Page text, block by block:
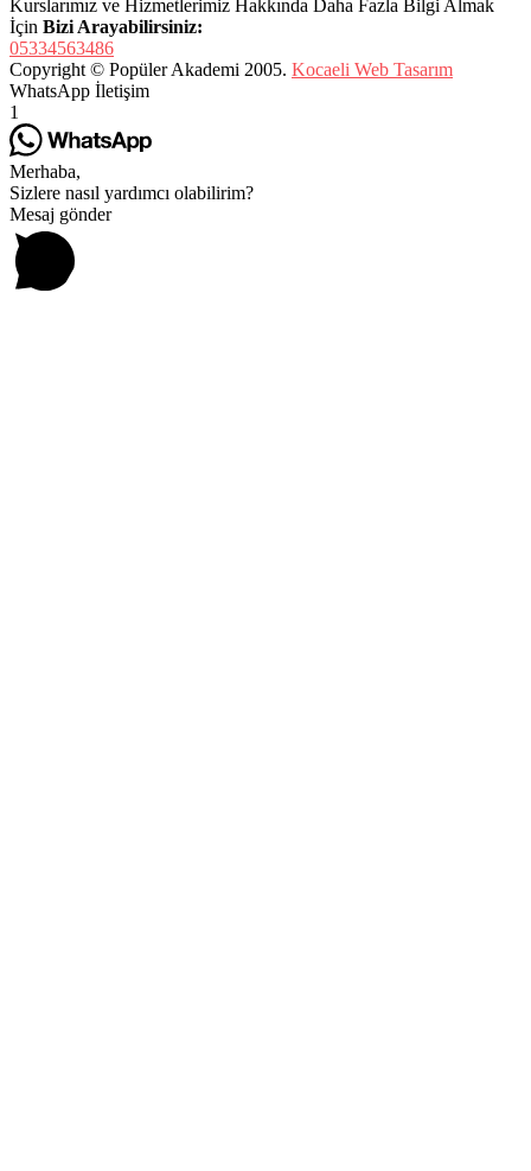
Kurslarımız ve Hizmetlerimiz Hakkında Daha Fazla Bilgi Almak
İçin Bizi Arayabilirsiniz:
05334563486
Copyright © Popüler Akademi 2005. Kocaeli Web Tasarım
WhatsApp İletişim
1
Merhaba,
Sizlere nasıl yardımcı olabilirim?
Mesaj gönder